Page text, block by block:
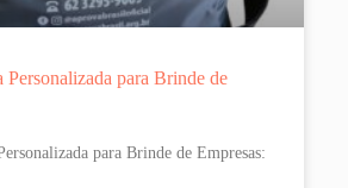
Personalizada para Brinde de
para Brinde de Empresas: